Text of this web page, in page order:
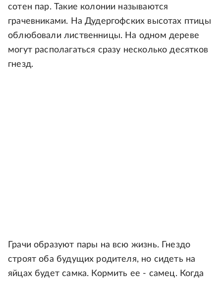
сотен пар. Такие колонии называются
грачевниками. На Дудергофских высотах птицы
облюбовали лиственницы. На одном дереве
могут располагаться сразу несколько десятков
гнезд.
Грачи образуют пары на всю жизнь. Гнездо
строят оба будущих родителя, но сидеть на
яйцах будет самка. Кормить ее - самец. Когда